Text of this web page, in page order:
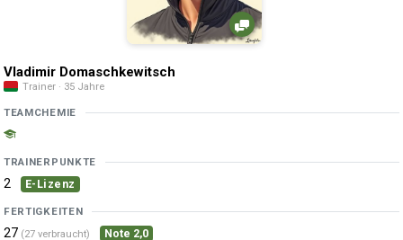
Vladimir Domaschkewitsch
Trainer · 35 Jahre
TEAMCHEMIE
TRAINERPUNKTE
2 E-Lizenz
FERTIGKEITEN
27 (27 verbraucht) Note 2,0